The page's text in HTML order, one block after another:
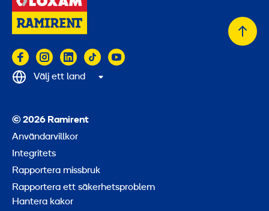
© 2026 Ramirent
Användarvillkor
Integritets
Rapportera missbruk
Rapportera ett säkerhetsproblem
Hantera kakor
Välj ett land